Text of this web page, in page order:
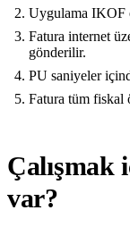
Uygulama IKOF
Fatura internet
gönderilir.
PU saniyeler
Fatura tüm fiskal
Çalışmak
var?